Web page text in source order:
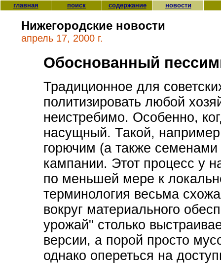
главная поиск содержание новости
Нижегородские новости
апрель 17, 2000 г.
Обоснованный
Традиционное для
политизировать любой
неистребимо. Особенно,
насущный. Такой,
горючим (а также
кампании. Этот процесс у
по меньшей мере к
терминология весьма
вокруг материального
урожай" столько
версии, а порой просто
однако опереться на